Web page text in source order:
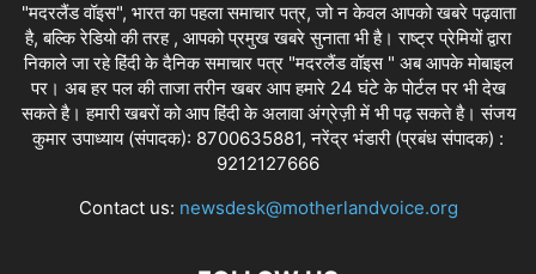
"मदरलैंड वॉइस", भारत का पहला समाचार पत्र, जो न केवल आपको खबरे पढ़वाता
है, बल्कि रेडियो की तरह , आपको प्रमुख खबरे सुनाता भी है। राष्ट्र प्रेमियों द्वारा
निकाले जा रहे हिंदी के दैनिक समाचार पत्र "मदरलैंड वॉइस " अब आपके मोबाइल
पर। अब हर पल की ताजा तरीन खबर आप हमारे 24 घंटे के पोर्टल पर भी देख
सकते है। हमारी खबरों को आप हिंदी के अलावा अंग्रेज़ी में भी पढ़ सकते है। संजय
कुमार उपाध्याय (संपादक): 8700635881, नरेंद्र भंडारी (प्रबंध संपादक) :
9212127666
Contact us: newsdesk@motherlandvoice.org